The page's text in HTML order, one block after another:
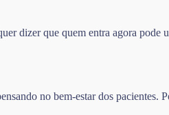
dizer que quem entra agora
no bem-estar dos